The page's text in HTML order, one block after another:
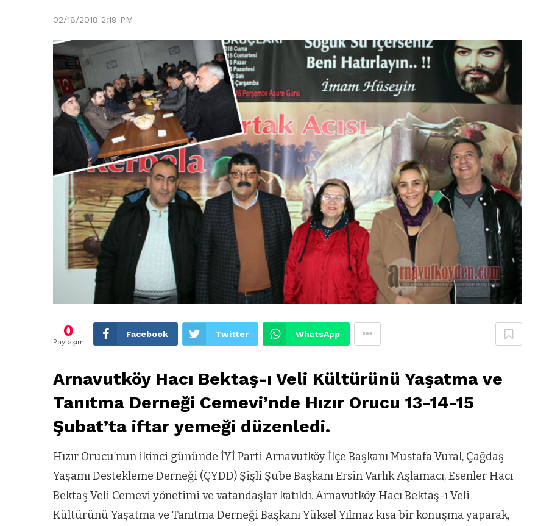
02/18/2018 2:19 PM
0
Paylaşım
Facebook Twitter WhatsApp
Arnavutköy Hacı Bektaş-ı Veli Kültürünü Yaşatma ve
Tanıtma Derneği Cemevi’nde Hızır Orucu 13-14-15
Şubat’ta iftar yemeği düzenledi.
Hızır Orucu’nun ikinci gününde İYİ Parti Arnavutköy İlçe Başkanı Mustafa Vural, Çağdaş
Yaşamı Destekleme Derneği (ÇYDD) Şişli Şube Başkanı Ersin Varlık Aşlamacı, Esenler Hacı
Bektaş Veli Cemevi yönetimi ve vatandaşlar katıldı. Arnavutköy Hacı Bektaş-ı Veli
Kültürünü Yaşatma ve Tanıtma Derneği Başkanı Yüksel Yılmaz kısa bir konuşma yaparak,